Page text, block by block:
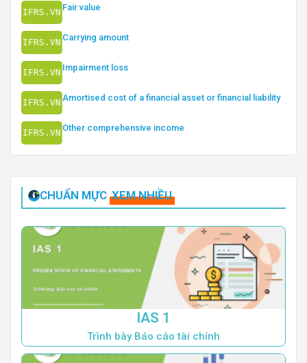
Fair value
Carrying amount
Impairment loss
Amortised cost of a financial asset or financial liability
Other comprehensive income
CHUẨN MỰC XEM NHIỀU
IAS 1
Trình bày Báo cáo tài chính